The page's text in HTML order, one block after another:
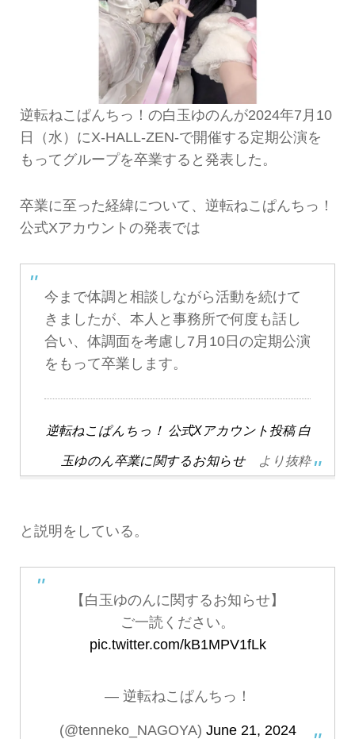
逆転ねこぱんちっ！の白玉ゆのんが2024年7月10
日（水）にX-HALL-ZEN-で開催する定期公演を
もってグループを卒業すると発表した。
卒業に至った経緯について、逆転ねこぱんちっ！
公式Xアカウントの発表では
今まで体調と相談しながら活動を続けて
きましたが、本人と事務所で何度も話し
合い、体調面を考慮し7月10日の定期公演
をもって卒業します。
逆転ねこぱんちっ！ 公式Xアカウント投稿 白
玉ゆのん卒業に関するお知らせより抜粋
と説明をしている。
【白玉ゆのんに関するお知らせ】
ご一読ください。
pic.twitter.com/kB1MPV1fLk
— 逆転ねこぱんちっ！
(@tenneko_NAGOYA) June 21, 2024